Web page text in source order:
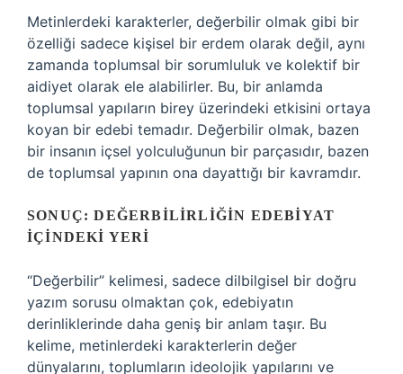
Metinlerdeki karakterler, değerbilir olmak gibi bir
özelliği sadece kişisel bir erdem olarak değil, aynı
zamanda toplumsal bir sorumluluk ve kolektif bir
aidiyet olarak ele alabilirler. Bu, bir anlamda
toplumsal yapıların birey üzerindeki etkisini ortaya
koyan bir edebi temadır. Değerbilir olmak, bazen
bir insanın içsel yolculuğunun bir parçasıdır, bazen
de toplumsal yapının ona dayattığı bir kavramdır.
SONUÇ: DEĞERBILIRLIĞIN EDEBIYAT
İÇINDEKI YERI
“Değerbilir” kelimesi, sadece dilbilgisel bir doğru
yazım sorusu olmaktan çok, edebiyatın
derinliklerinde daha geniş bir anlam taşır. Bu
kelime, metinlerdeki karakterlerin değer
dünyalarını, toplumların ideolojik yapılarını ve